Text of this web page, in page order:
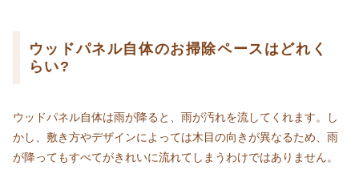
ウッドパネル自体のお掃除ペースはどれく
らい?
ウッドパネル自体は雨が降ると、雨が汚れを流してくれます。し
かし、敷き方やデザインによっては木目の向きが異なるため、雨
が降ってもすべてがきれいに流れてしまうわけではありません。